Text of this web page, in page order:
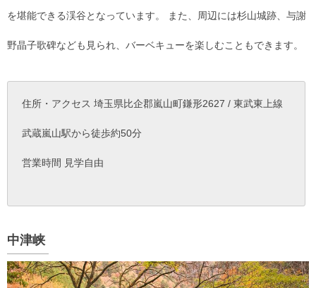
を堪能できる渓谷となっています。 また、周辺には杉山城跡、与謝
野晶子歌碑なども見られ、バーベキューを楽しむこともできます。
住所・アクセス 埼玉県比企郡嵐山町鎌形2627 / 東武東上線
武蔵嵐山駅から徒歩約50分
営業時間 見学自由
中津峡